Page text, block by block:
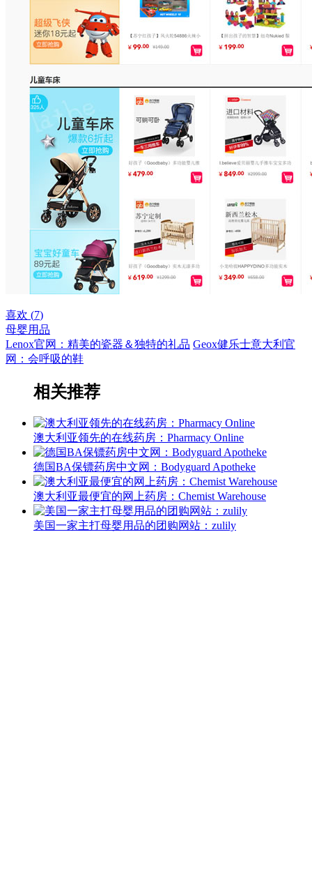
喜欢 (7)
母婴用品
Lenox官网：精美的瓷器＆独特的礼品 Geox健乐士意大利官
网：会呼吸的鞋
相关推荐
澳大利亚领先的在线药房：Pharmacy Online
德国BA保镖药房中文网：Bodyguard Apotheke
澳大利亚最便宜的网上药房：Chemist Warehouse
美国一家主打母婴用品的团购网站：zulily